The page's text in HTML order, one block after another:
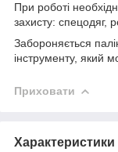
При роботі
захисту: спецодяг,
Забороняється
інструменту, який
Приховати
Характеристики